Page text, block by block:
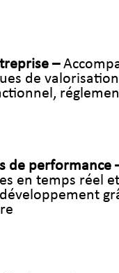
–
de
de performance
en temps réel